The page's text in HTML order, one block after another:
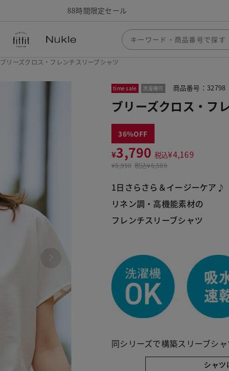
88時間限定セール
ブリーズクロス・フレンチスリーブシャツ
time sale 洗濯機可 商品番号：32798
ブリーズクロス・フ
36
¥3,790 税込¥4,169
¥5,990 税込¥6,589
1日さらさら＆イージーケア♪
リネン調・高機能素材の
フレンチスリーブシャツ
同シリーズで構築スリーブシャ
シャツ